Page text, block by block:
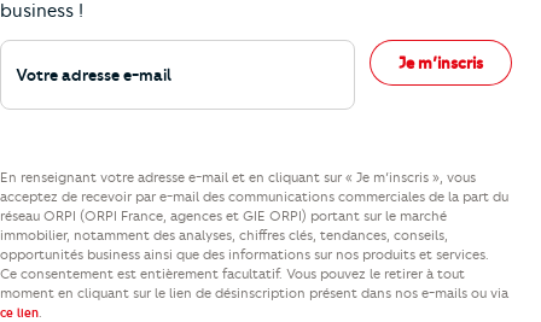
business !
Votre adresse e-mail
Je m’inscris
En renseignant votre adresse e-mail et en cliquant sur « Je m’inscris », vous
acceptez de recevoir par e-mail des communications commerciales de la part du
réseau ORPI (ORPI France, agences et GIE ORPI) portant sur le marché
immobilier, notamment des analyses, chiffres clés, tendances, conseils,
opportunités business ainsi que des informations sur nos produits et services.
Ce consentement est entièrement facultatif. Vous pouvez le retirer à tout
moment en cliquant sur le lien de désinscription présent dans nos e-mails ou via
ce lien.